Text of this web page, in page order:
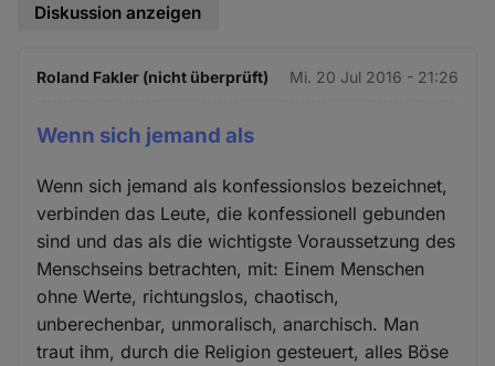
Diskussion anzeigen
Roland Fakler (nicht überprüft) Mi. 20 Jul 2016 - 21:26
Wenn sich jemand als
Wenn sich jemand als konfessionslos bezeichnet,
verbinden das Leute, die konfessionell gebunden
sind und das als die wichtigste Voraussetzung des
Menschseins betrachten, mit: Einem Menschen
ohne Werte, richtungslos, chaotisch,
unberechenbar, unmoralisch, anarchisch. Man
traut ihm, durch die Religion gesteuert, alles Böse